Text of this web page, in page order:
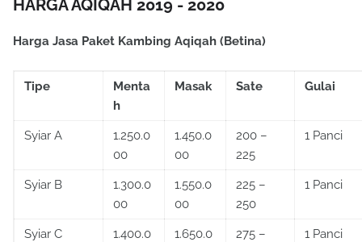
HARGA AQIQAH 2019 - 2020
Harga Jasa Paket Kambing Aqiqah (Betina)
Tipe
Menta
h
Masak Sate Gulai
Syiar A
1.250.0
00
1.450.0
00
200 –
225
1 Panci
Syiar B
1.300.0
00
1.550.0
00
225 –
250
1 Panci
Syiar C
1.400.0
1.650.0
275 –
1 Panci